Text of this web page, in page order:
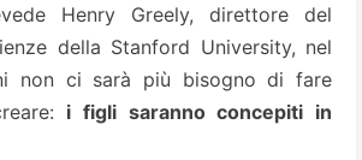
Henry Greely, direttore del
della Stanford University, nel
non ci sarà più bisogno di fare
i figli saranno concepiti in